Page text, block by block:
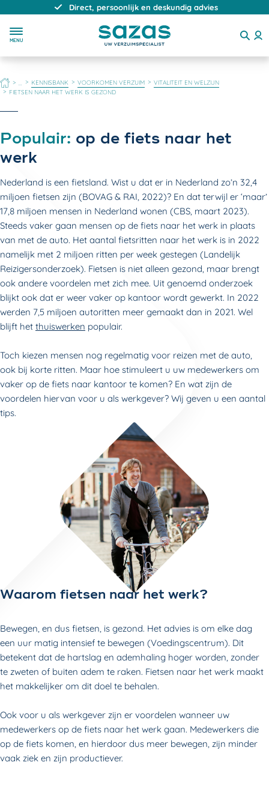
Direct, persoonlijk en deskundig advies
MENU
HOME KENNISBANK VOORKOMEN VERZUIM
VITALITEIT EN WELZIJN
FIETSEN NAAR HET WERK IS GEZOND
Populair: op de fiets naar het
werk
Nederland is een fietsland. Wist u dat er in Nederland zo’n 32,4
miljoen fietsen zijn (BOVAG & RAI, 2022)? En dat terwijl er ‘maar’
17,8 miljoen mensen in Nederland wonen (CBS, maart 2023).
Steeds vaker gaan mensen op de fiets naar het werk in plaats
van met de auto. Het aantal fietsritten naar het werk is in 2022
namelijk met 2 miljoen ritten per week gestegen (Landelijk
Reizigersonderzoek). Fietsen is niet alleen gezond, maar brengt
ook andere voordelen met zich mee. Uit genoemd onderzoek
blijkt ook dat er weer vaker op kantoor wordt gewerkt. In 2022
werden 7,5 miljoen autoritten meer gemaakt dan in 2021. Wel
blijft het thuiswerken populair.
Toch kiezen mensen nog regelmatig voor reizen met de auto,
ook bij korte ritten. Maar hoe stimuleert u uw medewerkers om
vaker op de fiets naar kantoor te komen? En wat zijn de
voordelen hiervan voor u als werkgever? Wij geven u een aantal
tips.
Waarom fietsen naar het werk?
Bewegen, en dus fietsen, is gezond. Het advies is om elke dag
een uur matig intensief te bewegen (Voedingscentrum). Dit
betekent dat de hartslag en ademhaling hoger worden, zonder
te zweten of buiten adem te raken. Fietsen naar het werk maakt
het makkelijker om dit doel te behalen.
Ook voor u als werkgever zijn er voordelen wanneer uw
medewerkers op de fiets naar het werk gaan. Medewerkers die
op de fiets komen, en hierdoor dus meer bewegen, zijn minder
vaak ziek en zijn productiever.